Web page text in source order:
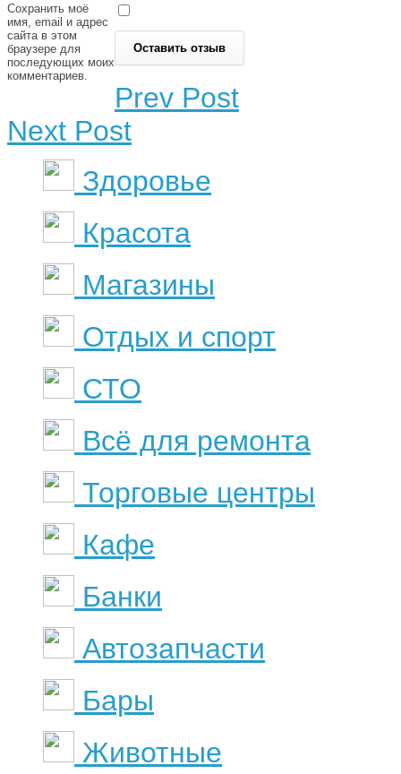
Сохранить моё
имя, email и адрес
сайта в этом
браузере для
последующих моих
комментариев.
Prev Post
Next Post
Здоровье
Красота
Магазины
Отдых и спорт
СТО
Всё для ремонта
Торговые центры
Кафе
Банки
Автозапчасти
Бары
Животные